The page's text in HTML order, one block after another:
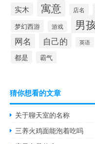
实木 寓意 店名
梦幻西游 游戏 男
网名 自己的 英语
都是 霸气
猜你想看的文章
关于聊天室的名称
三养火鸡面能泡着吃吗